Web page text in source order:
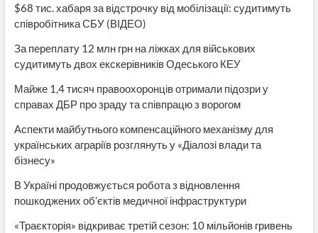
$68 тис. хабаря за відстрочку від мобілізації: судитимуть
співробітника СБУ (ВІДЕО)
За переплату 12 млн грн на ліжках для військових
судитимуть двох екскерівників Одеського КЕУ
Майже 1,4 тисяч правоохоронців отримали підозри у
справах ДБР про зраду та співпрацю з ворогом
Аспекти майбутнього компенсаційного механізму для
українських аграріїв розглянуть у «Діалозі влади та
бізнесу»
В Україні продовжується робота з відновлення
пошкоджених об’єктів медичної інфраструктури
«Траєкторія» відкриває третій сезон: 10 мільйонів гривень